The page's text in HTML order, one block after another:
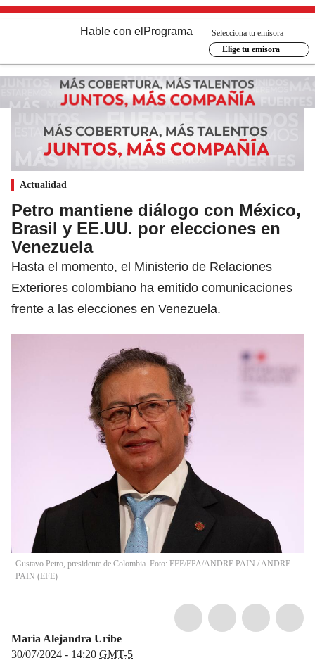
Hable con el Programa
Selecciona tu emisora
Elige tu emisora
Actualidad
Petro mantiene diálogo con México,
Brasil y EE.UU. por elecciones en
Venezuela
Hasta el momento, el Ministerio de Relaciones
Exteriores colombiano ha emitido comunicaciones
frente a las elecciones en Venezuela.
Gustavo Petro, presidente de Colombia. Foto: EFE/EPA/ANDRE PAIN /ANDRE
PAIN (EFE)
Maria Alejandra Uribe
30/07/2024 - 14:20 GMT-5